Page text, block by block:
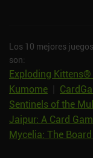
Los 10 mejores
son:
Exploding Kittens®
Kumome
Sentinels of the
Jaipur: A Card
Mycelia: The